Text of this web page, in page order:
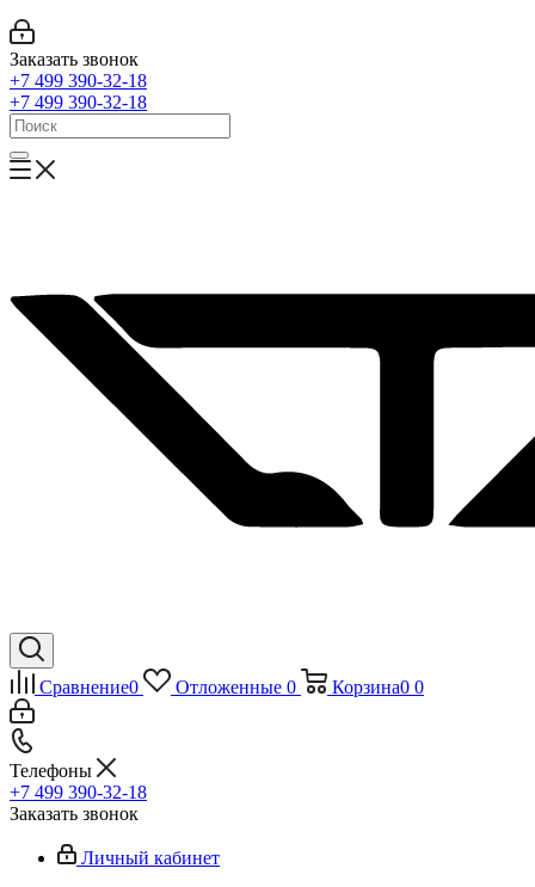
Заказать звонок
+7 499 390-32-18
+7 499 390-32-18
Сравнение0 Отложенные 0 Корзина0 0
Телефоны
+7 499 390-32-18
Заказать звонок
Личный кабинет